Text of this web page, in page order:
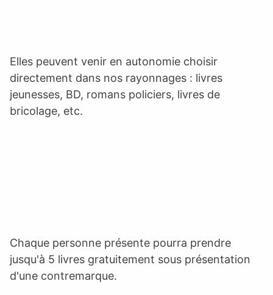
Elles peuvent venir en autonomie choisir
directement dans nos rayonnages : livres
jeunesses, BD, romans policiers, livres de
bricolage, etc.
Chaque personne présente pourra prendre
jusqu'à 5 livres gratuitement sous présentation
d'une contremarque.